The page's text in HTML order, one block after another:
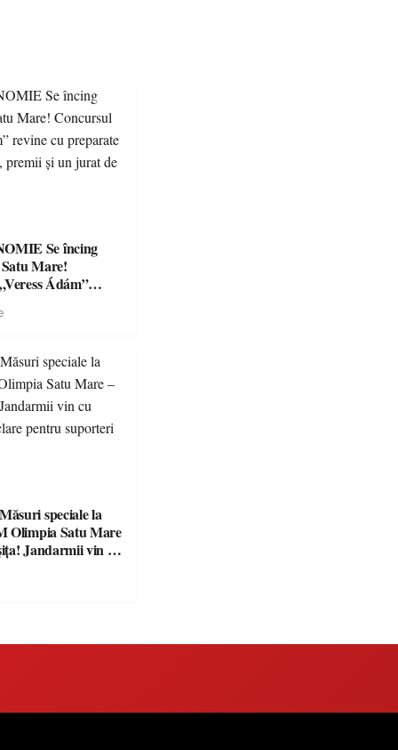
Se încing
Mare!
Ádám”
premii și un jurat
speciale la
Olimpia Satu Mare
Jandarmii vin cu